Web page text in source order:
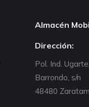
Almacén
Dirección:
Pol. Ind.
Barrondo, s/n
48480